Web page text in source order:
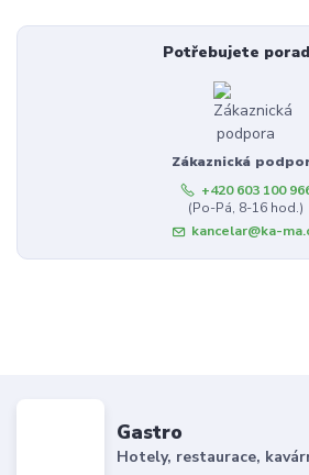
Potřebujete
Zákaznická
+420 603 100
(Po-Pá, 8-16 hod.)
kancelar@ka-
Gastro
Hotely, restaurace,